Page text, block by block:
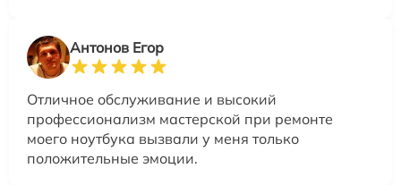
Антонов Егор
Отличное обслуживание и высокий
профессионализм мастерской при ремонте
моего ноутбука вызвали у меня только
положительные эмоции.